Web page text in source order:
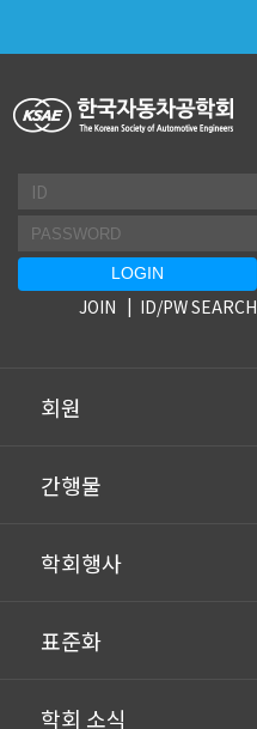
회원
간행물
학회행사
표준화
학회 소식
JOIN ID/PW SEARCH